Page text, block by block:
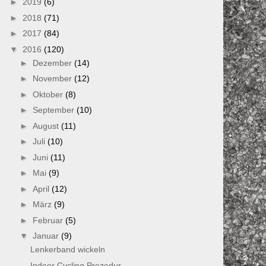
► 2018 (71)
► 2017 (84)
▼ 2016 (120)
► Dezember (14)
► November (12)
► Oktober (8)
► September (10)
► August (11)
► Juli (10)
► Juni (11)
► Mai (9)
► April (12)
► März (9)
► Februar (5)
▼ Januar (9)
Lenkerband wickeln